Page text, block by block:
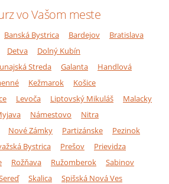
vo Vašom meste
Banská Bystrica Bardejov
Bratislava
Detva
Dolný Kubín
Streda Galanta
Handlová
Kežmarok
Košice
Levoča Liptovský Mikuláš
Malacky
Námestovo
Nitra
Nové Zámky Partizánske
Pezinok
Bystrica Prešov
Prievidza
Rožňava Ružomberok
Sabinov
Skalica
Spišská Nová Ves